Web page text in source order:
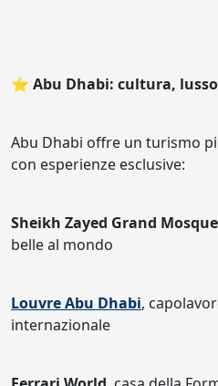
⭐ Abu Dhabi: cultura,
Abu Dhabi offre un turismo
con esperienze esclusive:
Sheikh Zayed Grand Mosque
belle al mondo
Louvre Abu Dhabi,
internazionale